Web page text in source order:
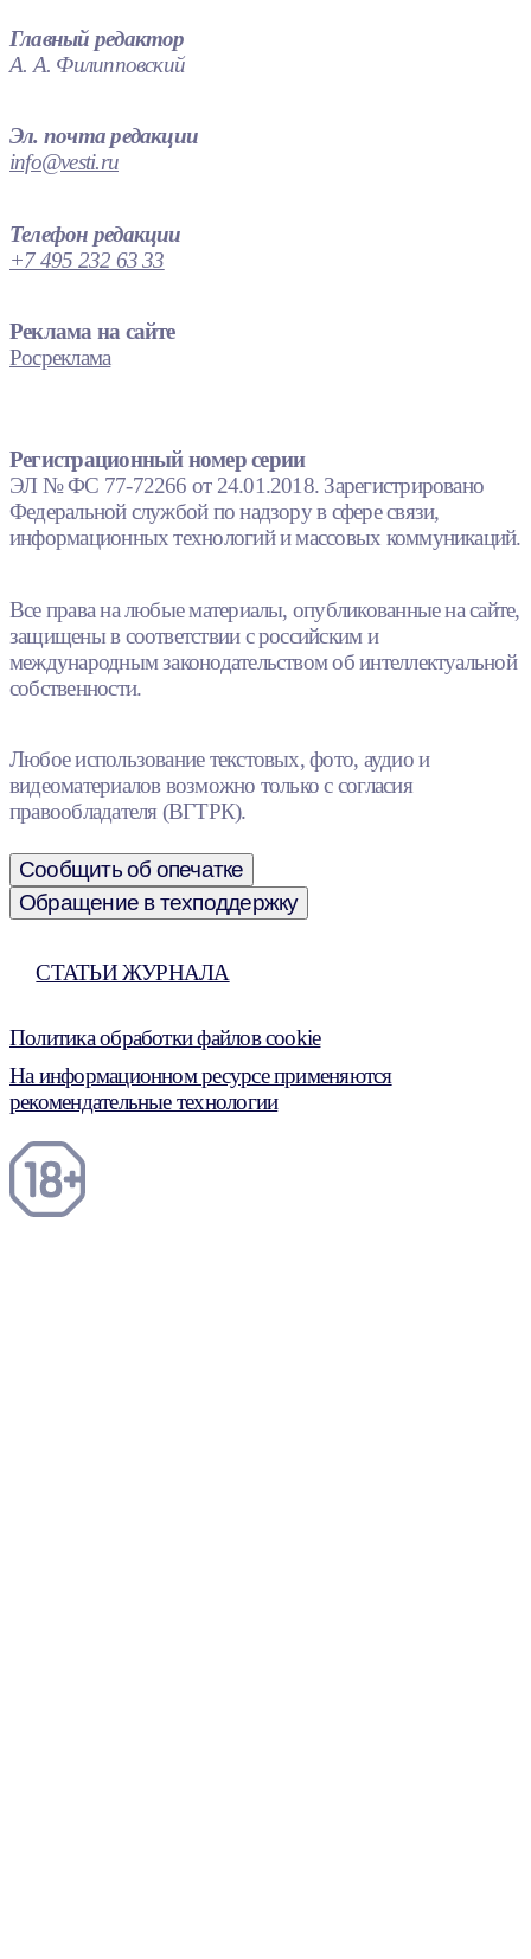
Главный редактор
А. А. Филипповский
Эл. почта редакции
info@vesti.ru
Телефон редакции
+7 495 232 63 33
Реклама на сайте
Росреклама
Регистрационный номер серии
ЭЛ № ФС 77-72266 от 24.01.2018. Зарегистрировано
Федеральной службой по надзору в сфере связи,
информационных технологий и массовых коммуникаций.
Все права на любые материалы, опубликованные на сайте,
защищены в соответствии с российским и
международным законодательством об интеллектуальной
собственности.
Любое использование текстовых, фото, аудио и
видеоматериалов возможно только с согласия
правообладателя (ВГТРК).
Сообщить об опечатке
Обращение в техподдержку
СТАТЬИ ЖУРНАЛА
Политика обработки файлов cookie
На информационном ресурсе применяются
рекомендательные технологии